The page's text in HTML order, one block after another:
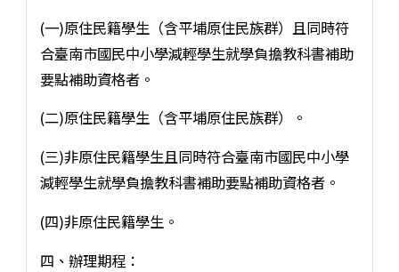
(一)原住民籍學生（含平埔原住民族群）且同時符
合臺南市國民中小學減輕學生就學負擔教科書補助
要點補助資格者。
(二)原住民籍學生（含平埔原住民族群）。
(三)非原住民籍學生且同時符合臺南市國民中小學
減輕學生就學負擔教科書補助要點補助資格者。
(四)非原住民籍學生。
四、辦理期程：